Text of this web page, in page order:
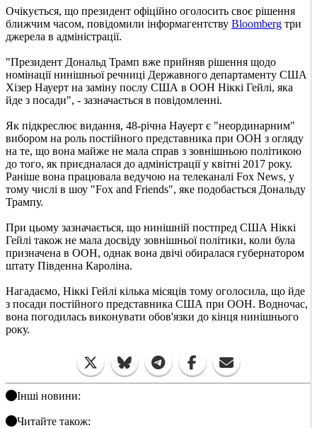
Очікується, що президент офіційно оголосить своє рішення
ближчим часом, повідомили інформагентству Bloomberg три
джерела в адміністрації.
"Президент Дональд Трамп вже прийняв рішення щодо
номінації нинішньої речниці Державного департаменту США
Хізер Науерт на заміну послу США в ООН Ніккі Гейлі, яка
йде з посади", - зазначається в повідомленні.
Як підкреслює видання, 48-річна Науерт є "неординарним"
вибором на роль постійного представника при ООН з огляду
на те, що вона майже не мала справ з зовнішньою політикою
до того, як приєдналася до адміністрації у квітні 2017 року.
Раніше вона працювала ведучою на телеканалі Fox News, у
тому числі в шоу "Fox and Friends", яке подобається Дональду
Трампу.
При цьому зазначається, що нинішній постпред США Ніккі
Гейлі також не мала досвіду зовнішньої політики, коли була
призначена в ООН, однак вона двічі обиралася губернатором
штату Південна Кароліна.
Нагадаємо, Ніккі Гейлі кілька місяців тому оголосила, що йде
з посади постійного представника США при ООН. Водночас,
вона погодилась виконувати обов'язки до кінця нинішнього
року.
Інші новини:
Читайте також: